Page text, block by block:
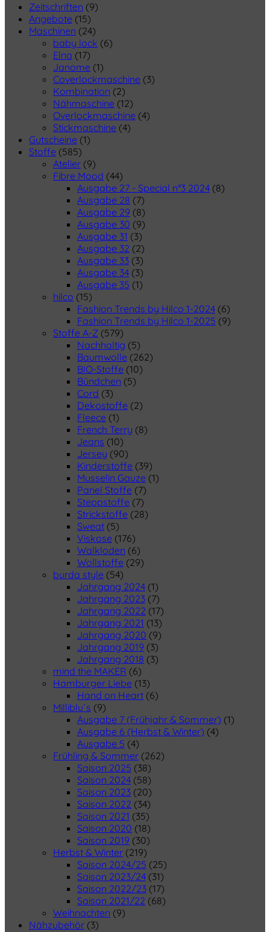
Zeitschriften (9)
Angebote (15)
Maschinen (24)
baby lock (6)
Elna (17)
Janome (1)
Coverlockmaschine (3)
Kombination (2)
Nähmaschine (12)
Overlockmaschine (4)
Stickmaschine (4)
Gutscheine (1)
Stoffe (585)
Atelier (9)
Fibre Mood (44)
Ausgabe 27 - Special n°3 2024 (8)
Ausgabe 28 (7)
Ausgabe 29 (8)
Ausgabe 30 (9)
Ausgabe 31 (3)
Ausgabe 32 (2)
Ausgabe 33 (3)
Ausgabe 34 (3)
Ausgabe 35 (1)
hilco (15)
Fashion Trends by Hilco 1-2024 (6)
Fashion Trends by Hilco 1-2025 (9)
Stoffe A-Z (579)
Nachhaltig (5)
Baumwolle (262)
BIO-Stoffe (10)
Bündchen (5)
Cord (3)
Dekostoffe (2)
Fleece (1)
French Terry (8)
Jeans (10)
Jersey (90)
Kinderstoffe (39)
Musselin Gauze (1)
Panel Stoffe (7)
Steppstoffe (7)
Strickstoffe (28)
Sweat (5)
Viskose (176)
Walkloden (6)
Wollstoffe (29)
burda style (54)
Jahrgang 2024 (1)
Jahrgang 2023 (7)
Jahrgang 2022 (17)
Jahrgang 2021 (13)
Jahrgang 2020 (9)
Jahrgang 2019 (3)
Jahrgang 2018 (3)
mind the MAKER (6)
Hamburger Liebe (13)
Hand on Heart (6)
Milliblu´s (9)
Ausgabe 7 (Frühjahr & Sommer) (1)
Ausgabe 6 (Herbst & Winter) (4)
Ausgabe 5 (4)
Frühling & Sommer (262)
Saison 2025 (38)
Saison 2024 (58)
Saison 2023 (20)
Saison 2022 (34)
Saison 2021 (35)
Saison 2020 (18)
Saison 2019 (30)
Herbst & Winter (219)
Saison 2024/25 (25)
Saison 2023/24 (31)
Saison 2022/23 (17)
Saison 2021/22 (68)
Weihnachten (9)
Nähzubehör (3)